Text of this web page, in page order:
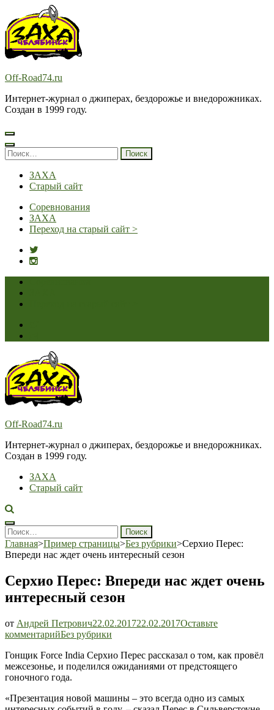
содержимому
(нажмите
Enter)
Off-Road74.ru
Интернет-журнал о джиперах, бездорожье и внедорожниках.
Создан в 1999 году.
Найти:
ЗАХА
Старый сайт
Соревнования
ЗАХА
Переход на старый сайт >
Off-Road74.ru
Интернет-журнал о джиперах, бездорожье и внедорожниках.
Создан в 1999 году.
ЗАХА
Старый сайт
Найти:
Главная>Пример страницы>Без рубрики>Серхио Перес:
Впереди нас ждет очень интересный сезон
Серхио Перес: Впереди нас ждет очень
интересный сезон
от Андрей Петрович22.02.201722.02.2017Оставьте
комментарийСерхио
Впереди
нас
ждет
интересный
Без рубрики
Гонщик Force India Серхио Перес рассказал о том, как провёл
межсезонье, и поделился ожиданиями от предстоящего
гоночного года.
«Презентация новой машины – это всегда одно из самых